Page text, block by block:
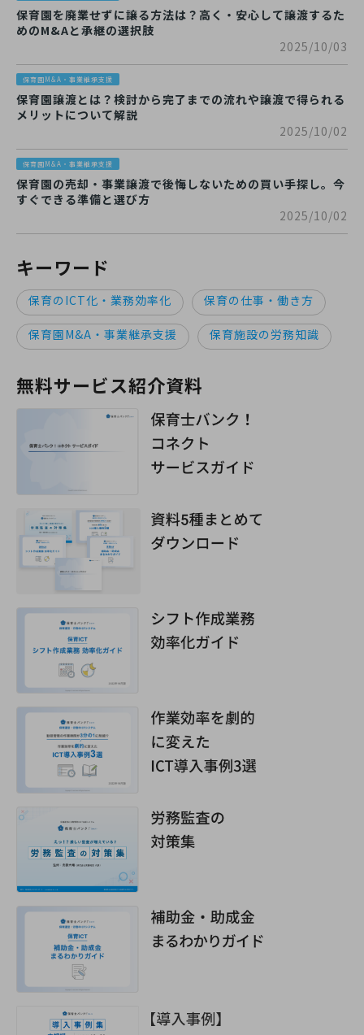
保育園を廃業せずに譲る方法は？高く・安心して譲渡するた
めのM&Aと承継の選択肢
2025/10/03
保育園M&A・事業継承支援
保育園譲渡とは？検討から完了までの流れや譲渡で得られる
メリットについて解説
2025/10/02
保育園M&A・事業継承支援
保育園の売却・事業譲渡で後悔しないための買い手探し。今
すぐできる準備と選び方
2025/10/02
キーワード
保育のICT化・業務効率化 保育の仕事・働き方
保育園M&A・事業継承支援 保育施設の労務知識
無料サービス紹介資料